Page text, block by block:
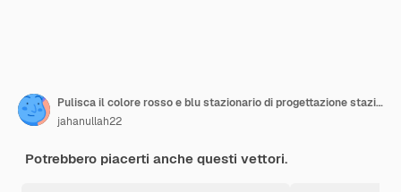
Pulisca il colore rosso e blu stazionario di progettazione stazionaria di affari corporativi
jahanullah22
Potrebbero piacerti anche questi vettori.